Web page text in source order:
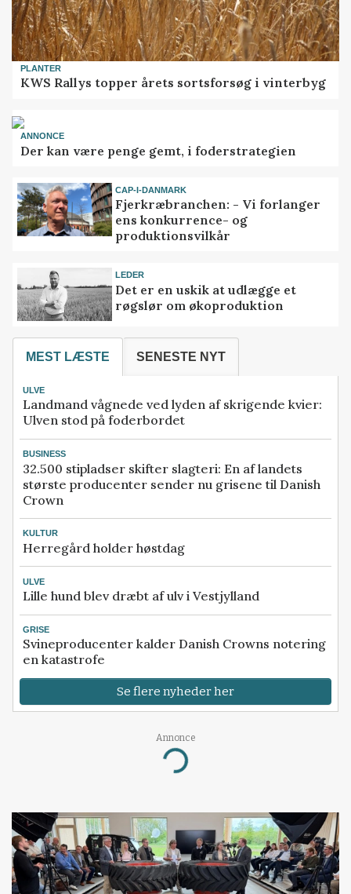
PLANTER
KWS Rallys topper årets sortsforsøg i vinterbyg
ANNONCE
Der kan være penge gemt, i foderstrategien
CAP-I-DANMARK
Fjerkræbranchen: - Vi forlanger
ens konkurrence- og
produktionsvilkår
LEDER
Det er en uskik at udlægge et
røgslør om økoproduktion
MEST LÆSTE SENESTE NYT
ULVE
Landmand vågnede ved lyden af skrigende kvier:
Ulven stod på foderbordet
BUSINESS
32.500 stipladser skifter slagteri: En af landets
største producenter sender nu grisene til Danish
Crown
KULTUR
Herregård holder høstdag
ULVE
Lille hund blev dræbt af ulv i Vestjylland
GRISE
Svineproducenter kalder Danish Crowns notering
en katastrofe
Se flere nyheder her
Annonce
Loading...